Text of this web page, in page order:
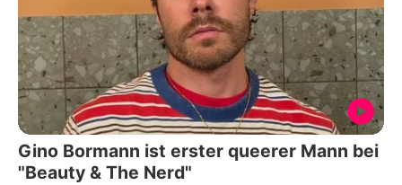
Gino Bormann ist erster queerer Mann bei
"Beauty & The Nerd"